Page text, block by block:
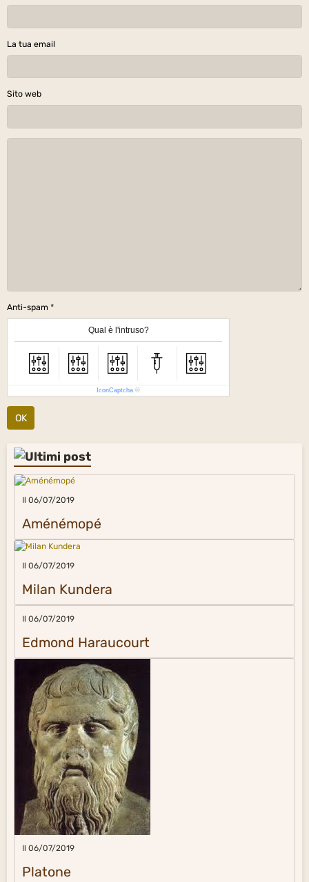
La tua email
Sito web
Anti-spam
Qual è l'intruso?
IconCaptcha ©
OK
Il 06/07/2019
Aménémopé
Il 06/07/2019
Milan Kundera
Il 06/07/2019
Edmond Haraucourt
Il 06/07/2019
Platone